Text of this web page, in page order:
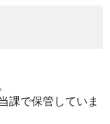
課で保管していま